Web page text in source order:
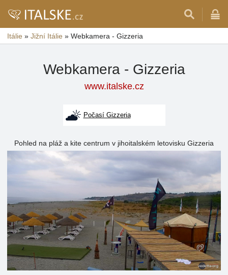
Itálie » Jižní Itálie » Webkamera - Gizzeria
Webkamera - Gizzeria
www.italske.cz
Počasí Gizzeria
Pohled na pláž a kite centrum v jihoitalském letovisku Gizzeria